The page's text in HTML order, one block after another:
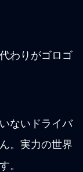
わりがゴロゴ
ないドライバ
。実力の世界
。